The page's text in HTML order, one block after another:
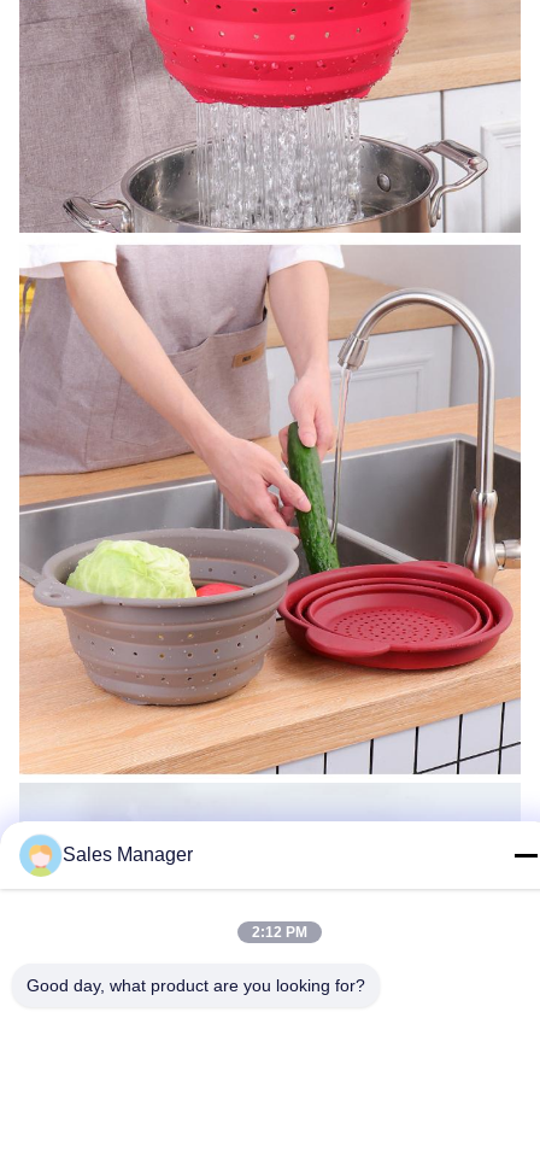
Sales Manager
2:12 PM
Good day, what product are you looking for?